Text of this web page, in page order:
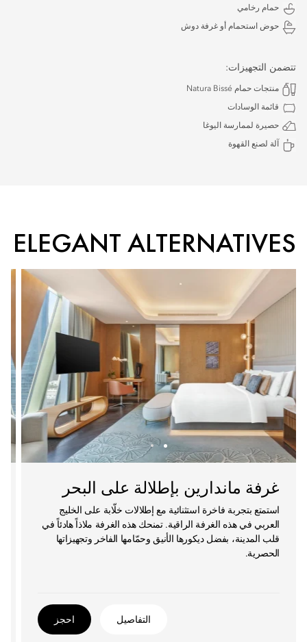
حمام رخامي
حوض استحمام أو غرفة دوش
تتضمن التجهيزات:
منتجات حمام Natura Bissé
قائمة الوسادات
حصيرة لممارسة اليوغا
آلة لصنع القهوة
ELEGANT ALTERNATIVES
غرفة ماندارين بإطلالة على البحر
استمتع بتجربة فاخرة استثنائية مع إطلالات خلّابة على الخليج
العربي في هذه الغرفة الراقية. تمنحك هذه الغرفة ملاذاً هادئاً في
قلب المدينة، بفضل ديكورها الأنيق وحمّامها الفاخر وتجهيزاتها
الحصرية.
التفاصيل احجز